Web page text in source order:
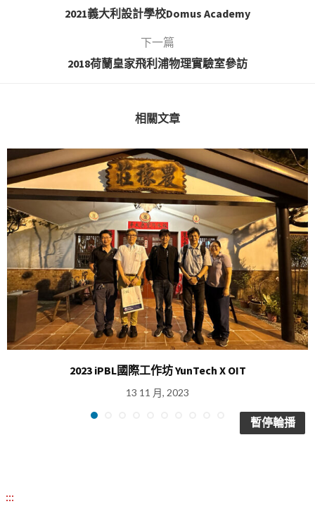
2021義大利設計學校Domus Academy
下一篇
2018荷蘭皇家飛利浦物理實驗室參訪
相關文章
2023 iPBL國際工作坊 YunTech X OIT
13 11 月, 2023
暫停輪播
:::